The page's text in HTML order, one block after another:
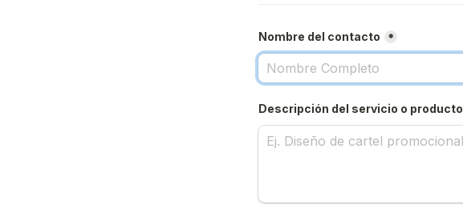
Nombre del contacto *
Descripción del servicio o producto